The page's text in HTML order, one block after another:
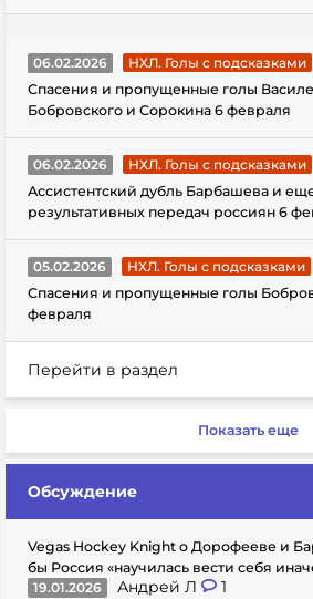
06.02.2026
НХЛ. Голы с подсказками
Спасения и пропущенные голы
Бобровского и Сорокина 6 февраля
06.02.2026
НХЛ. Голы с подсказками
Ассистентский дубль Барбашева и
результативных передач россиян 6
05.02.2026
НХЛ. Голы с подсказками
Спасения и пропущенные голы
февраля
Перейти в раздел
Показать еще
Обсуждение
Vegas Hockey Knight о Дорофееве и
бы Россия «научилась вести себя
19.01.2026
Андрей Л 1